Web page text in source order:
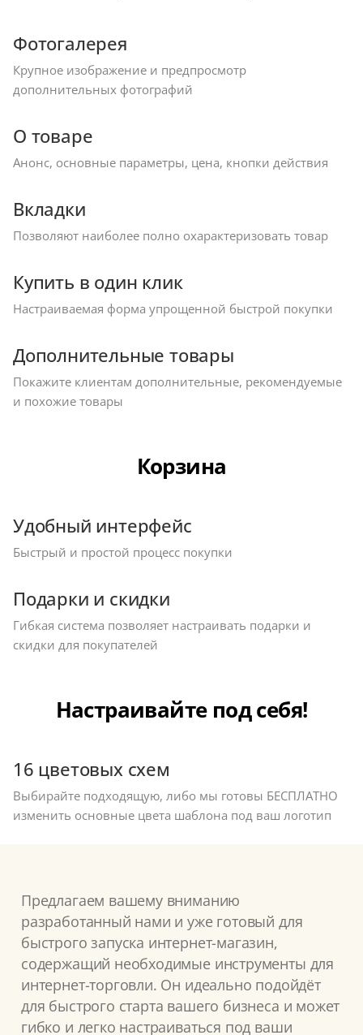
Фотогалерея
Крупное изображение и предпросмотр
дополнительных фотографий
О товаре
Анонс, основные параметры, цена, кнопки действия
Вкладки
Позволяют наиболее полно охарактеризовать товар
Купить в один клик
Настраиваемая форма упрощенной быстрой покупки
Дополнительные товары
Покажите клиентам дополнительные, рекомендуемые
и похожие товары
Корзина
Удобный интерфейс
Быстрый и простой процесс покупки
Подарки и скидки
Гибкая система позволяет настраивать подарки и
скидки для покупателей
Настраивайте под себя!
16 цветовых схем
Выбирайте подходящую, либо мы готовы БЕСПЛАТНО
изменить основные цвета шаблона под ваш логотип
Предлагаем вашему вниманию
разработанный нами и уже готовый для
быстрого запуска интернет-магазин,
содержащий необходимые инструменты для
интернет-торговли. Он идеально подойдёт
для быстрого старта вашего бизнеса и может
гибко и легко настраиваться под ваши